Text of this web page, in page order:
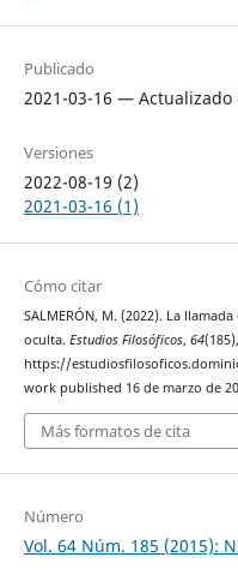
Publicado
2021-03-16 — Actualizado
Versiones
2022-08-19 (2)
2021-03-16 (1)
Cómo citar
SALMERÓN, M. (2022). La
oculta. Estudios Filosóficos, 64
https://
work published 16 de marzo de
Más formatos de cita
Número
Vol. 64 Núm. 185 (2015):